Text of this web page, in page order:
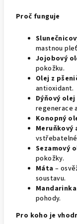
Proč funguje
mastnou
Jojobový
pokožku.
Olej z
antioxidant.
Dýňový olej
regenerace
Konopný
Meruňkový
Sezamový
pokožky.
Máta –
soustavu.
Mandarinka
pohody.
Pro koho je